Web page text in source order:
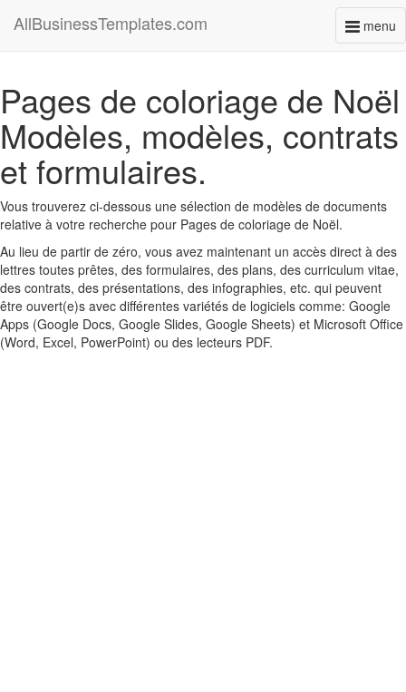
menu
AllBusinessTemplates.com
Pages de coloriage de Noël
Modèles, modèles, contrats
et formulaires.
Vous trouverez ci-dessous une sélection de modèles de documents
relative à votre recherche pour Pages de coloriage de Noël.
Au lieu de partir de zéro, vous avez maintenant un accès direct à des
lettres toutes prêtes, des formulaires, des plans, des curriculum vitae,
des contrats, des présentations, des infographies, etc. qui peuvent
être ouvert(e)s avec différentes variétés de logiciels comme: Google
Apps (Google Docs, Google Slides, Google Sheets) et Microsoft Office
(Word, Excel, PowerPoint) ou des lecteurs PDF.